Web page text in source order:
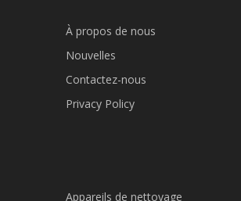
À propos de nous
Nouvelles
Contactez-nous
Privacy Policy
Appareils de nettoyage